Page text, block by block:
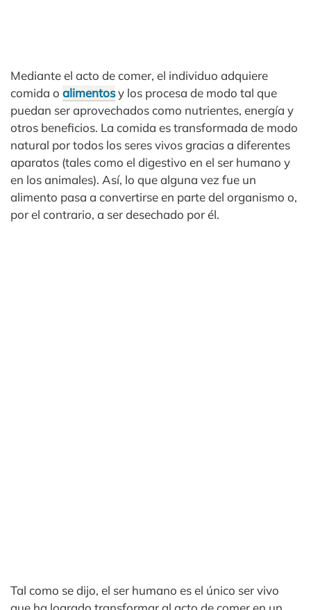
Mediante el acto de comer, el individuo adquiere
comida o alimentosy los procesa de modo tal que
puedan ser aprovechados como nutrientes, energía y
otros beneficios. La comida es transformada de modo
natural por todos los seres vivos gracias a diferentes
aparatos (tales como el digestivo en el ser humano y
en los animales). Así, lo que alguna vez fue un
alimento pasa a convertirse en parte del organismo o,
por el contrario, a ser desechado por él.
Tal como se dijo, el ser humano es el único ser vivo